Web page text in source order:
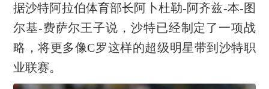
据沙特阿拉伯体育部长阿卜杜勒-阿齐兹-本-图
尔基-费萨尔王子说，沙特已经制定了一项战
略，将更多像C罗这样的超级明星带到沙特职
业联赛。